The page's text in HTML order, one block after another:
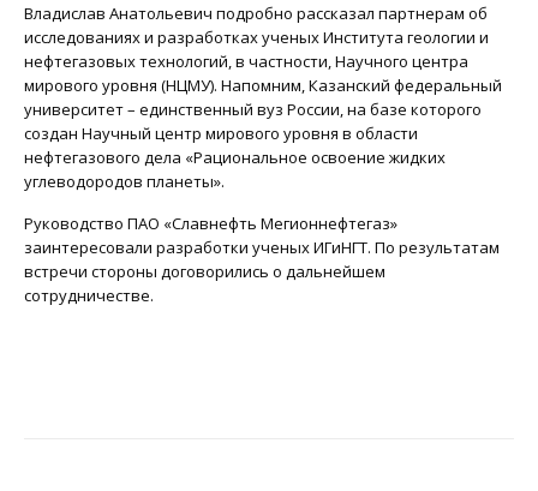
Владислав Анатольевич подробно рассказал партнерам об
исследованиях и разработках ученых Института геологии и
нефтегазовых технологий, в частности, Научного центра
мирового уровня (НЦМУ). Напомним, Казанский федеральный
университет – единственный вуз России, на базе которого
создан Научный центр мирового уровня в области
нефтегазового дела «Рациональное освоение жидких
углеводородов планеты».
Руководство ПАО «Славнефть Мегионнефтегаз»
заинтересовали разработки ученых ИГиНГТ. По результатам
встречи стороны договорились о дальнейшем
сотрудничестве.